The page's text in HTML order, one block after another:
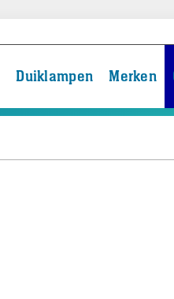
Duiklampen Merken